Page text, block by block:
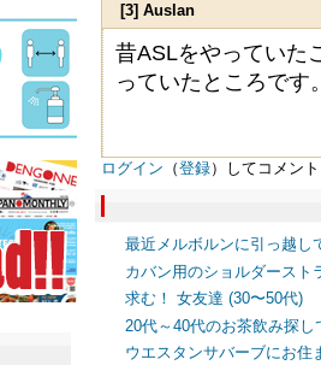
[3] Auslan
昔ASLをやっていた
っていたところです
ログイン （登録）してコメン
最近メルボルンに引っ越し
カバン用のショルダースト
求む！ 女友達 (30〜50代)
20代～40代のお茶飲み探し
ウエスタンサバーブにお